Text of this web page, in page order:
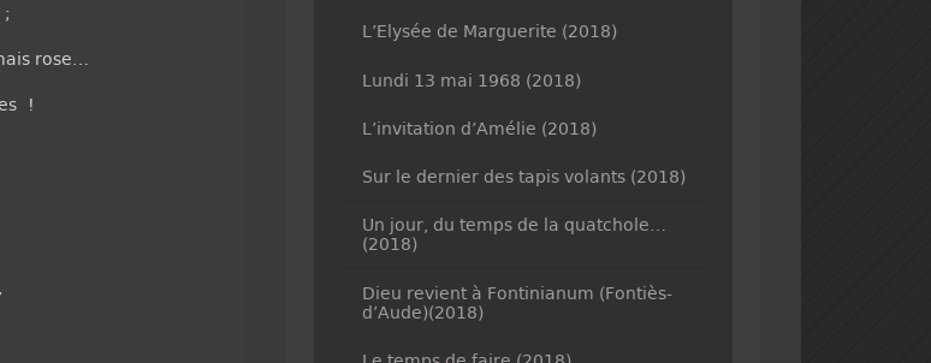
;
rose…
!
L’Elysée de Marguerite (2018)
Lundi 13 mai 1968 (2018)
L’invitation d’Amélie (2018)
Sur le dernier des tapis volants (2018)
Un jour, du temps de la quatchole…
(2018)
Dieu revient à Fontinianum (Fontiès-
d’Aude)(2018)